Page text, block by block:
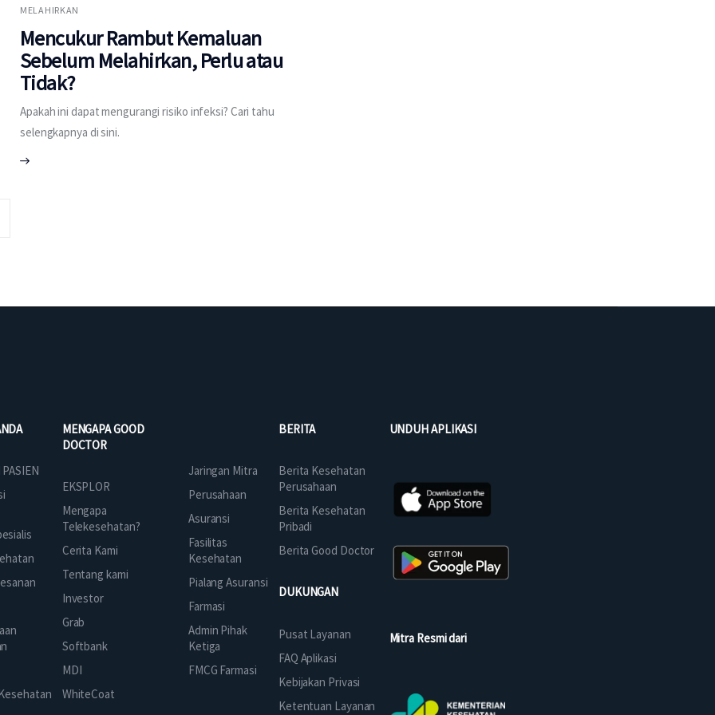
MELAHIRKAN
Mencukur Rambut Kemaluan
Sebelum Melahirkan, Perlu atau
Tidak?
Apakah ini dapat mengurangi risiko infeksi? Cari tahu
selengkapnya di sini.
MENGAPA GOOD
DOCTOR
EKSPLOR
Mengapa
Telekesehatan?
Cerita Kami
Tentang kami
Investor
Grab
Softbank
MDI
WhiteCoat
Jaringan Mitra
Perusahaan
Asuransi
Fasilitas
Kesehatan
Pialang Asuransi
Farmasi
Admin Pihak
Ketiga
FMCG Farmasi
BERITA
Berita Kesehatan
Perusahaan
Berita Kesehatan
Pribadi
Berita Good Doctor
DUKUNGAN
Pusat Layanan
FAQ Aplikasi
Kebijakan Privasi
Ketentuan Layanan
UNDUH APLIKASI
Mitra Resmi dari